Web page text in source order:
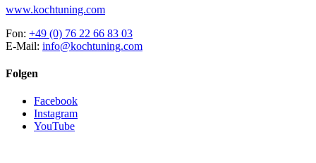
www.kochtuning.com
Fon: +49 (0) 76 22 66 83 03
E-Mail: info@kochtuning.com
Folgen
Facebook
Instagram
YouTube